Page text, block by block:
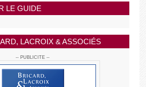
LE GUIDE
LACROIX & ASSOCIÉS
-- PUBLICITE --